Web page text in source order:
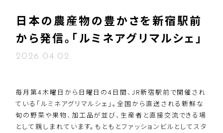
日本の農産物の豊かさを新宿駅前
から発信。「ルミネアグリマルシェ」
2026.04.02
毎月第4木曜日から日曜日の4日間、JR新宿駅前で開催され
ている「ルミネアグリマルシェ」。全国から直送される新鮮な
旬の野菜や果物、加工品が並び、生産者と直接交流できる場
として親しまれています。もともとファッションビルとしてスタ